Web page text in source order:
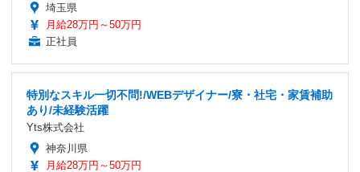
埼玉県
月給28万円～50万円
正社員
特別なスキル一切不問!/WEBデザイナー/寮・社宅・家賃補助
あり/未経験活躍
Yts株式会社
神奈川県
月給28万円～50万円